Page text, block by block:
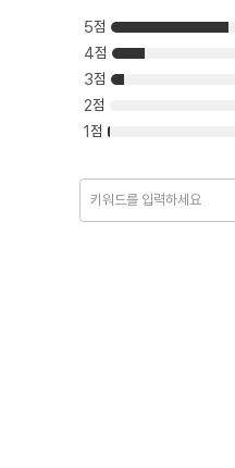
5점
4점
3점
2점
1점